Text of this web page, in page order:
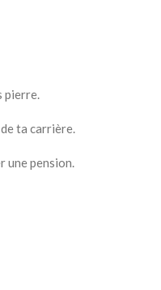
pierre.
ta carrière.
une pension.